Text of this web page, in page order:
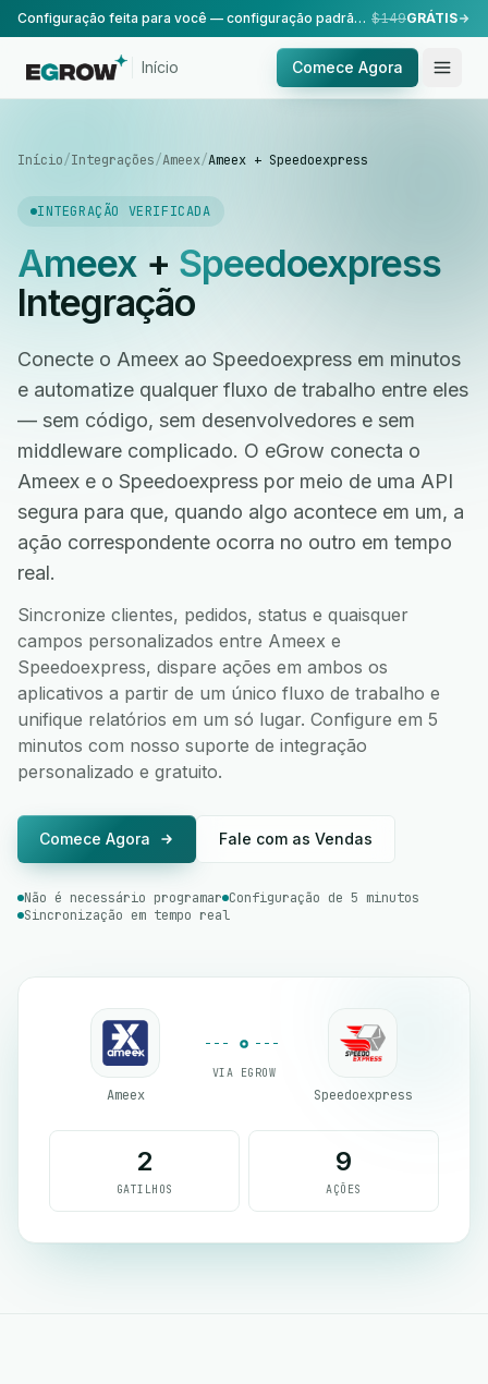
Configuração feita para você — configuração padrão, realizada pela nossa equipe. $149GRÁTIS
Início Comece Agora
Início/Integrações/Ameex/Ameex + Speedoexpress
INTEGRAÇÃO VERIFICADA
Ameex+ Speedoexpress
Integração
Conecte o Ameex ao Speedoexpress em minutos
e automatize qualquer fluxo de trabalho entre eles
— sem código, sem desenvolvedores e sem
middleware complicado. O eGrow conecta o
Ameex e o Speedoexpress por meio de uma API
segura para que, quando algo acontece em um, a
ação correspondente ocorra no outro em tempo
real.
Sincronize clientes, pedidos, status e quaisquer
campos personalizados entre Ameex e
Speedoexpress, dispare ações em ambos os
aplicativos a partir de um único fluxo de trabalho e
unifique relatórios em um só lugar. Configure em 5
minutos com nosso suporte de integração
personalizado e gratuito.
Comece Agora Fale com as Vendas
Não é necessário programar Configuração de 5 minutos
Sincronização em tempo real
Ameex
VIA EGROW
Speedoexpress
2
GATILHOS
9
AÇÕES